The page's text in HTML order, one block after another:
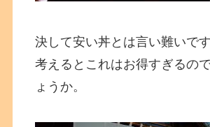
決して安い丼とは言い難いで
考えるとこれはお得すぎるの
ょうか。